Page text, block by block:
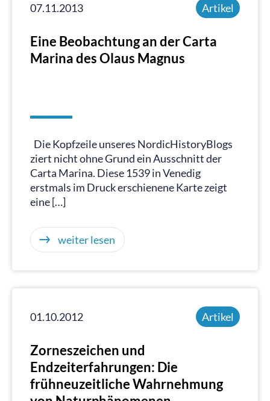
07.11.2013 Artikel
Eine Beobachtung an der Carta
Marina des Olaus Magnus
Die Kopfzeile unseres NordicHistoryBlogs
ziert nicht ohne Grund ein Ausschnitt der
Carta Marina. Diese 1539 in Venedig
erstmals im Druck erschienene Karte zeigt
eine […]
weiter lesen
01.10.2012 Artikel
Zorneszeichen und
Endzeiterfahrungen: Die
frühneuzeitliche Wahrnehmung